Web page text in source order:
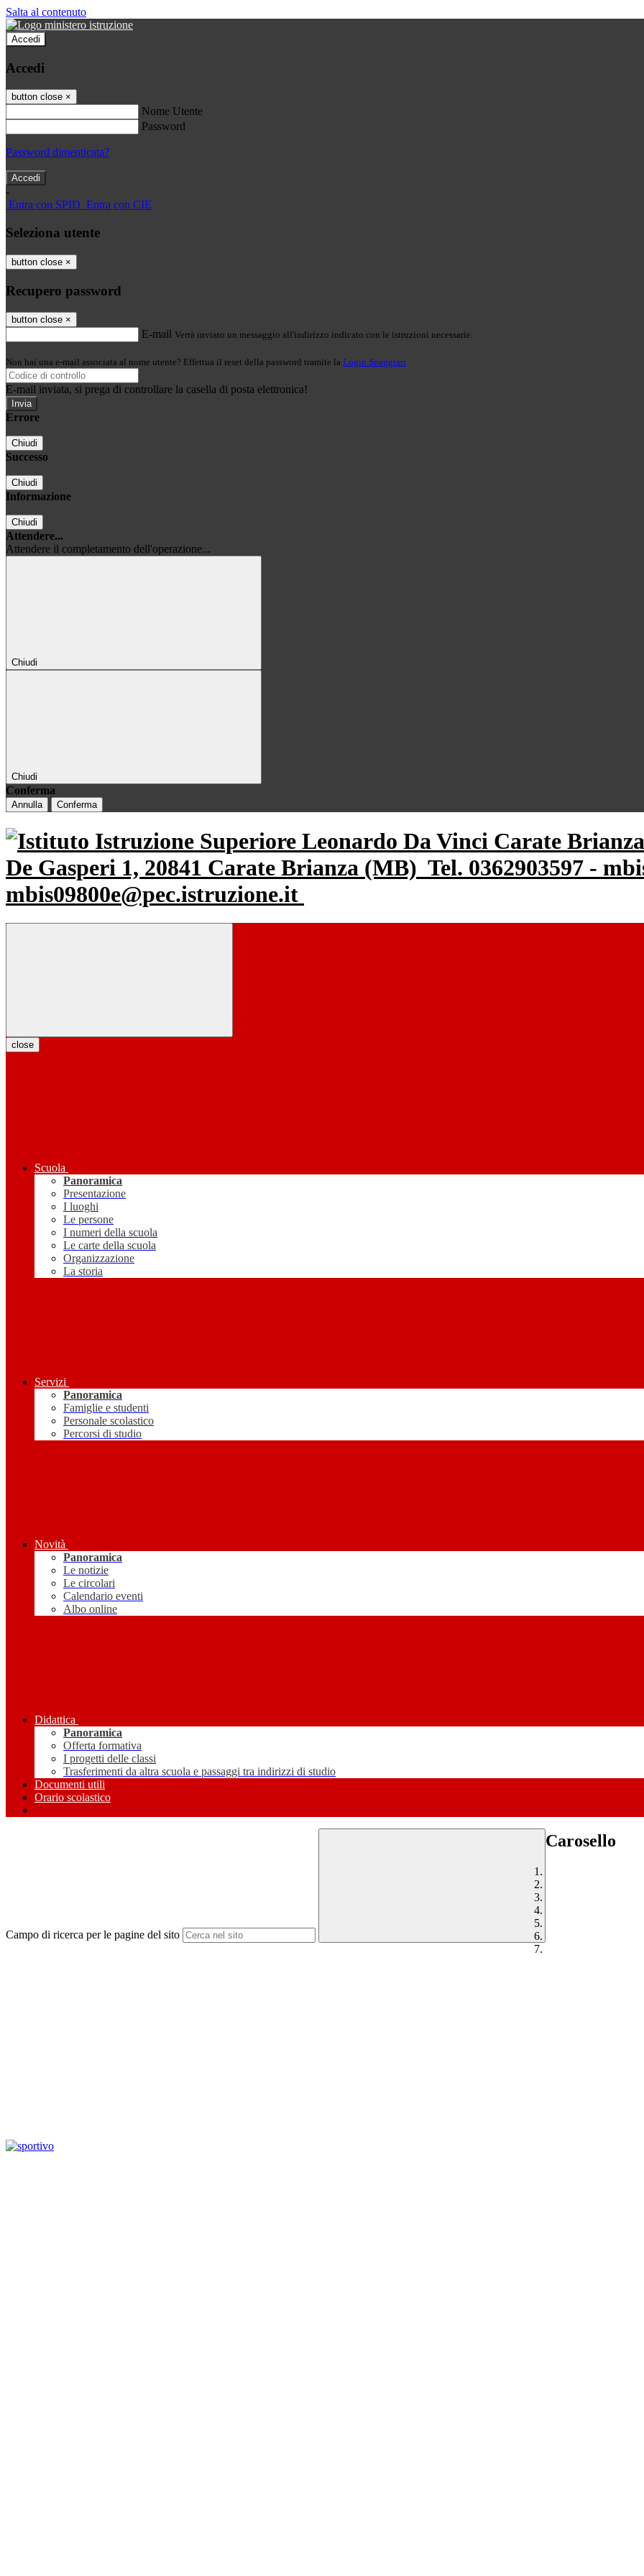
Salta al contenuto
Accedi
Accedi
button close ×
Nome Utente
Password
Password dimenticata?
-
Entra con SPID Entra con CIE
Seleziona utente
button close ×
Recupero password
button close ×
E-mail Verrà inviato un messaggio all'indirizzo indicato con le istruzioni necessarie.
Non hai una e-mail associata al nome utente? Effettua il reset della password tramite la Login Spaggiari
E-mail inviata, si prega di controllare la casella di posta elettronica!
Errore
Chiudi
Successo
Chiudi
Informazione
Chiudi
Attendere...
Attendere il completamento dell'operazione...
Chiudi
Chiudi
Conferma
Annulla Conferma
De Gasperi 1, 20841 Carate Brianza (MB) Tel. 0362903597 -
mbis09800e@pec.istruzione.it
close
Scuola
Panoramica
Presentazione
I luoghi
Le persone
I numeri della scuola
Le carte della scuola
Organizzazione
La storia
Servizi
Panoramica
Famiglie e studenti
Personale scolastico
Percorsi di studio
Novità
Panoramica
Le notizie
Le circolari
Calendario eventi
Albo online
Didattica
Panoramica
Offerta formativa
I progetti delle classi
Trasferimenti da altra scuola e passaggi tra indirizzi di studio
Documenti utili
Orario scolastico
Campo di ricerca per le pagine del sito
Carosello